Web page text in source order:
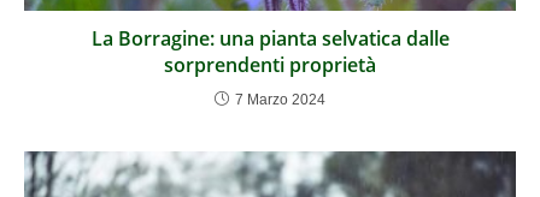
La Borragine: una pianta selvatica dalle
sorprendenti proprietà
7 Marzo 2024